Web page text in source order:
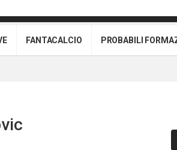
FANTACALCIO PROBABILI